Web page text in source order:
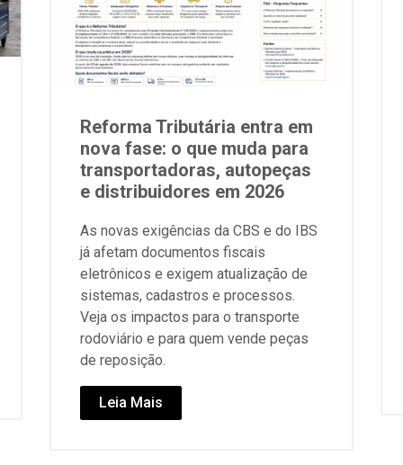
Reforma Tributária entra em
nova fase: o que muda para
transportadoras, autopeças
e distribuidores em 2026
As novas exigências da CBS e do IBS
já afetam documentos fiscais
eletrônicos e exigem atualização de
sistemas, cadastros e processos.
Veja os impactos para o transporte
rodoviário e para quem vende peças
de reposição.
Leia Mais